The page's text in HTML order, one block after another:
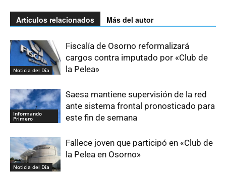
Artículos relacionados Más del autor
Noticia del Día
Fiscalía de Osorno reformalizará
cargos contra imputado por «Club de
la Pelea»
Informando
Primero
Saesa mantiene supervisión de la red
ante sistema frontal pronosticado para
este fin de semana
Noticia del Día
Fallece joven que participó en «Club de
la Pelea en Osorno»